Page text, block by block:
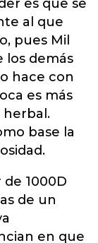
es que se
al que
pues Mil
los demás
hace con
es más
herbal.
base la
1000D
de un
en que